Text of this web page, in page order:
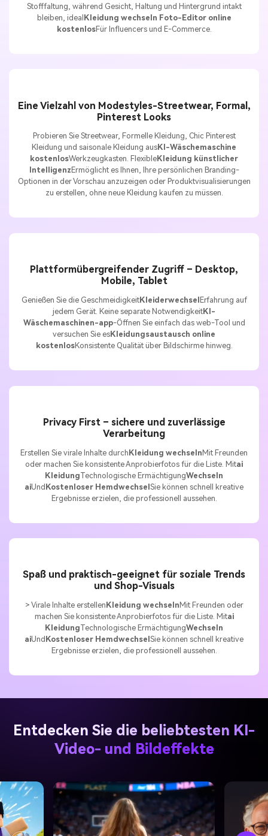
Stofffaltung, während Gesicht, Haltung und Hintergrund intakt
bleiben, ideal Kleidung wechseln Foto-Editor online
kostenlosFür Influencers und E-Commerce.
Eine Vielzahl von Modestyles-Streetwear, Formal,
Pinterest Looks
Probieren Sie Streetwear, Formelle Kleidung, Chic Pinterest
Kleidung und saisonale Kleidung aus KI-Wäschemaschine
kostenlosWerkzeugkasten. Flexible Kleidung künstlicher
Intelligenz Ermöglicht es Ihnen, Ihre persönlichen Branding-
Optionen in der Vorschau anzuzeigen oder Produktvisualisierungen
zu erstellen, ohne neue Kleidung kaufen zu müssen.
Plattformübergreifender Zugriff – Desktop,
Mobile, Tablet
Genießen Sie die GeschmeidigkeitKleiderwechsel Erfahrung auf
jedem Gerät. Keine separate Notwendigkeit KI-
Wäschemaschinen-app-Öffnen Sie einfach das web-Tool und
versuchen Sie es Kleidungsaustausch online
kostenlosKonsistente Qualität über Bildschirme hinweg.
Privacy First – sichere und zuverlässige
Verarbeitung
Erstellen Sie virale Inhalte durchKleidung wechselnMit Freunden
oder machen Sie konsistente Anprobierfotos für die Liste. Mitai
KleidungTechnologische ErmächtigungWechseln
aiUndKostenloser HemdwechselSie können schnell kreative
Ergebnisse erzielen, die professionell aussehen.
Spaß und praktisch-geeignet für soziale Trends
und Shop-Visuals
> Virale Inhalte erstellen Kleidung wechseln Mit Freunden oder
machen Sie konsistente Anprobierfotos für die Liste. Mitai
KleidungTechnologische ErmächtigungWechseln
aiUnd Kostenloser Hemdwechsel Sie können schnell kreative
Ergebnisse erzielen, die professionell aussehen.
Entdecken Sie die beliebtesten KI-
Video- und Bildeffekte